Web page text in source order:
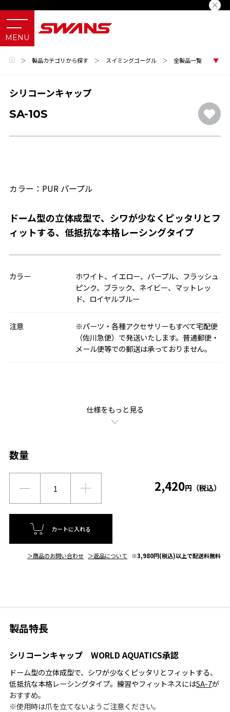
＞ 製品カテゴリから探す ＞ スイミングゴーグル ＞ 全製品一覧
シリコーンキャップ
SA-10S
カラー：PUR パープル
ドーム型の立体成型で、シワが少なくピッタリとフ
ィットする、低抵抗な本格レーシングタイプ
カラー
ホワイト、イエロー、パープル、フラッシュ
ピンク、ブラック、ネイビー、マットレッ
ド、ロイヤルブルー
注意
※パーツ・各種アクセサリーもすべて宅配便
（佐川急便）で発送いたします。普通郵便・
メール便等での郵送は承っておりません。
仕様をもっと見る
数量
2,420円（税込）
カートに入れる
＞商品のお問い合わせ ＞返品について ※3,980円(税込)以上で配送料無料
製品特長
シリコーンキャップ WORLD AQUATICS承認
ドーム型の立体成型で、シワが少なくピッタリとフィットする、
低抵抗な本格レーシングタイプ。練習やフィットネスにはSA-7が
おすすめ。
※使用時は爪を立てないようご注意ください。